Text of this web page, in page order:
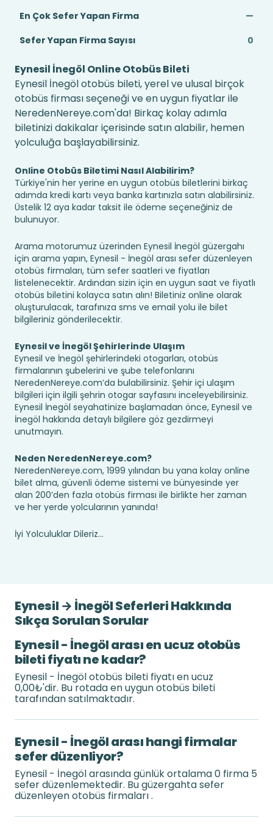
En Çok Sefer Yapan Firma
—
Sefer Yapan Firma Sayısı
0
Eynesil İnegöl Online Otobüs Bileti
Eynesil İnegöl otobüs bileti, yerel ve ulusal birçok
otobüs firması seçeneği ve en uygun fiyatlar ile
NeredenNereye.com'da! Birkaç kolay adımla
biletinizi dakikalar içerisinde satın alabilir, hemen
yolculuğa başlayabilirsiniz.
Online Otobüs Biletimi Nasıl Alabilirim?
Türkiye'nin her yerine en uygun otobüs biletlerini birkaç
adımda kredi kartı veya banka kartınızla satın alabilirsiniz.
Üstelik 12 aya kadar taksit ile ödeme seçeneğiniz de
bulunuyor.
Arama motorumuz üzerinden Eynesil İnegöl güzergahı
için arama yapın, Eynesil - İnegöl arası sefer düzenleyen
otobüs firmaları, tüm sefer saatleri ve fiyatları
listelenecektir. Ardından sizin için en uygun saat ve fiyatlı
otobüs biletini kolayca satın alın! Biletiniz online olarak
oluşturulacak, tarafınıza sms ve email yolu ile bilet
bilgileriniz gönderilecektir.
Eynesil ve İnegöl Şehirlerinde Ulaşım
Eynesil ve İnegöl şehirlerindeki otogarları, otobüs
firmalarının şubelerini ve şube telefonlarını
NeredenNereye.com’da bulabilirsiniz. Şehir içi ulaşım
bilgileri için ilgili şehrin otogar sayfasını inceleyebilirsiniz.
Eynesil İnegöl seyahatinize başlamadan önce, Eynesil ve
İnegöl hakkında detaylı bilgilere göz gezdirmeyi
unutmayın.
Neden NeredenNereye.com?
NeredenNereye.com, 1999 yılından bu yana kolay online
bilet alma, güvenli ödeme sistemi ve bünyesinde yer
alan 200’den fazla otobüs firması ile birlikte her zaman
ve her yerde yolcularının yanında!
İyi Yolculuklar Dileriz...
Eynesil → İnegöl Seferleri Hakkında
Sıkça Sorulan Sorular
Eynesil - İnegöl arası en ucuz otobüs
bileti fiyatı ne kadar?
Eynesil - İnegöl otobüs bileti fiyatı en ucuz
0,00₺'dir. Bu rotada en uygun otobüs bileti
tarafından satılmaktadır.
Eynesil - İnegöl arası hangi firmalar
sefer düzenliyor?
Eynesil - İnegöl arasında günlük ortalama 0 firma 5
sefer düzenlemektedir. Bu güzergahta sefer
düzenleyen otobüs firmaları .